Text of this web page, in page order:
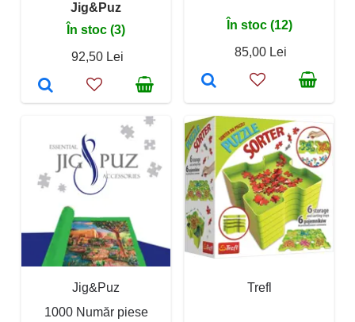
Jig&Puz
În stoc (3)
92,50 Lei
În stoc (12)
85,00 Lei
Jig&Puz
1000 Număr piese
Trefl